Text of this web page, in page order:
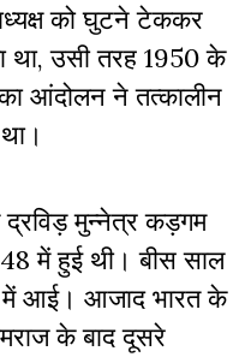
को घुटने टेककर
था, उसी तरह 1950 के
आंदोलन ने तत्कालीन
द्रविड़ मुन्नेत्र कड़गम
में हुई थी। बीस साल
में आई। आजाद भारत के
के बाद दूसरे